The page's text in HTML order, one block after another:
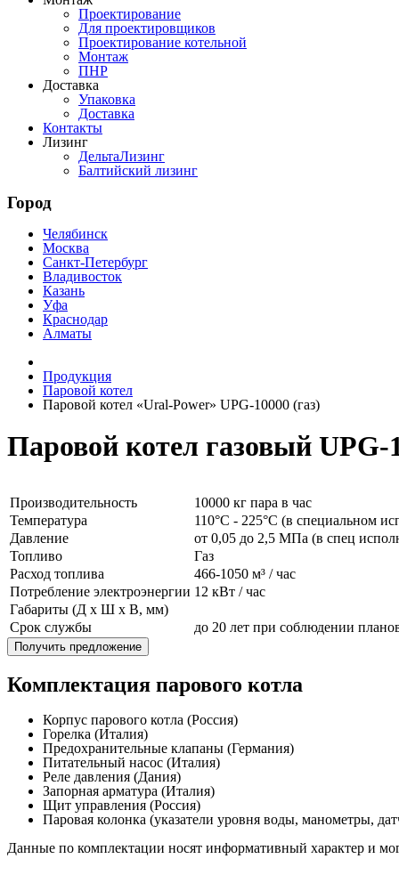
Проектирование
Для проектировщиков
Проектирование котельной
Монтаж
ПНР
Доставка
Упаковка
Доставка
Контакты
Лизинг
ДельтаЛизинг
Балтийский лизинг
Город
Челябинск
Москва
Санкт-Петербург
Владивосток
Казань
Уфа
Краснодар
Алматы
Продукция
Паровой котел
Паровой котел «Ural-Power» UPG-10000 (газ)
Паровой котел газовый UPG-
Производительность
10000 кг пара в час
Температура
110°C - 225°C (в специальном
Давление
от 0,05 до 2,5 МПа (в спец
Топливо
Газ
Расход топлива
466-1050 м³ / час
Потребление электроэнергии 12 кВт / час
Габариты (Д x Ш x В, мм)
Срок службы
до 20 лет при соблюдении
Получить предложение
Комплектация парового котла
Корпус парового котла (Россия)
Горелка (Италия)
Предохранительные клапаны (Германия)
Питательный насос (Италия)
Реле давления (Дания)
Запорная арматура (Италия)
Щит управления (Россия)
Паровая колонка (указатели уровня воды, манометры,
Данные по комплектации носят информативный характер и